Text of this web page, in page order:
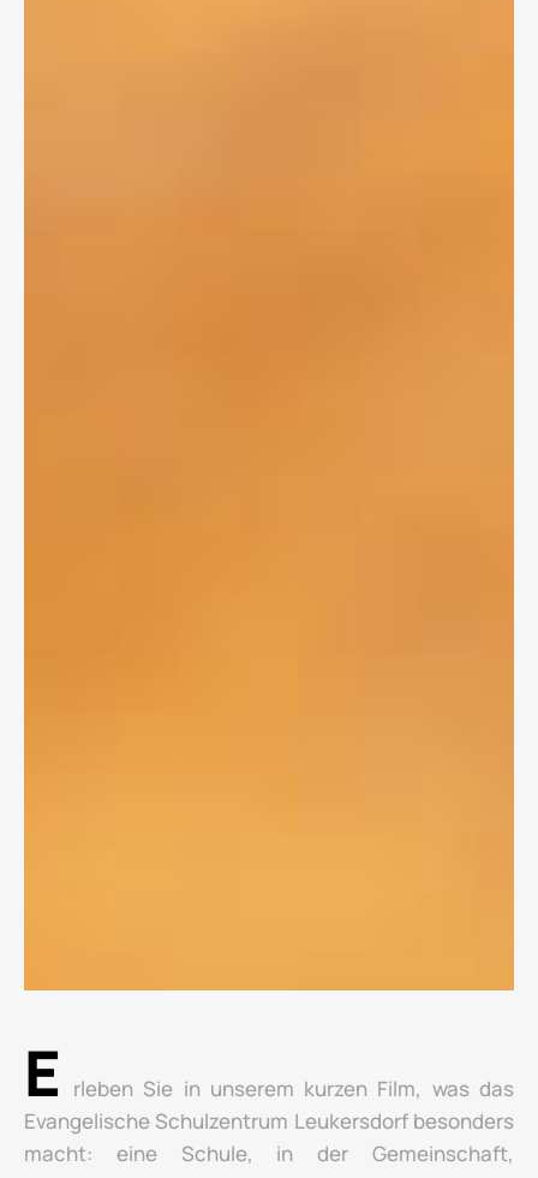
E
rleben Sie in unserem kurzen Film, was das
Evangelische Schulzentrum Leukersdorf besonders
macht: eine Schule, in der Gemeinschaft,